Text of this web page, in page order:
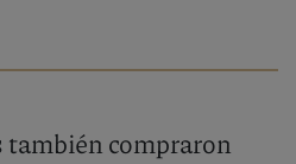
también compraron